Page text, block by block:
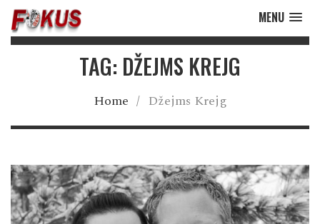
MENU
TAG: DŽEJMS KREJG
Home / Džejms Krejg